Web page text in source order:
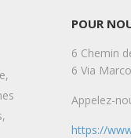
POUR
6 Chemin
6 Via
Appelez-
https://